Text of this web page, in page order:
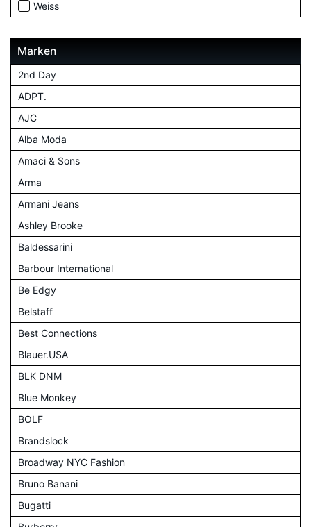
Weiss
Marken
2nd Day
ADPT.
AJC
Alba Moda
Amaci & Sons
Arma
Armani Jeans
Ashley Brooke
Baldessarini
Barbour International
Be Edgy
Belstaff
Best Connections
Blauer.USA
BLK DNM
Blue Monkey
BOLF
Brandslock
Broadway NYC Fashion
Bruno Banani
Bugatti